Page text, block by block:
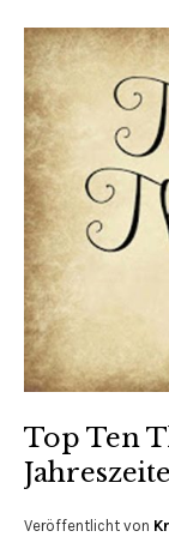
Top Ten
Veröffentlicht von